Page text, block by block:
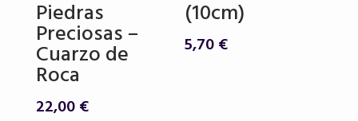
Piedras
Preciosas –
Cuarzo de
Roca
22,00€
(10cm)
5,70€